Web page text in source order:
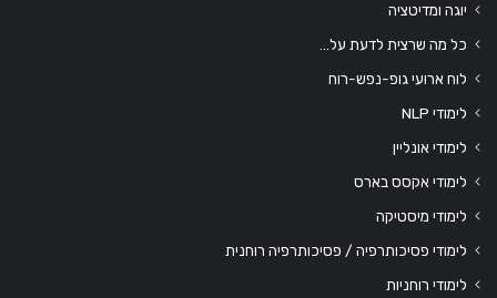
יוגה ומדיטציה
כל מה שרצית לדעת על…
לוח ארועי גופ-נפש-רוח
לימודי NLP
לימודי אונליין
לימודי אקסס בארס
לימודי מיסטיקה
לימודי פסיכותרפיה / פסיכותרפיה רוחנית
לימודי רוחניות